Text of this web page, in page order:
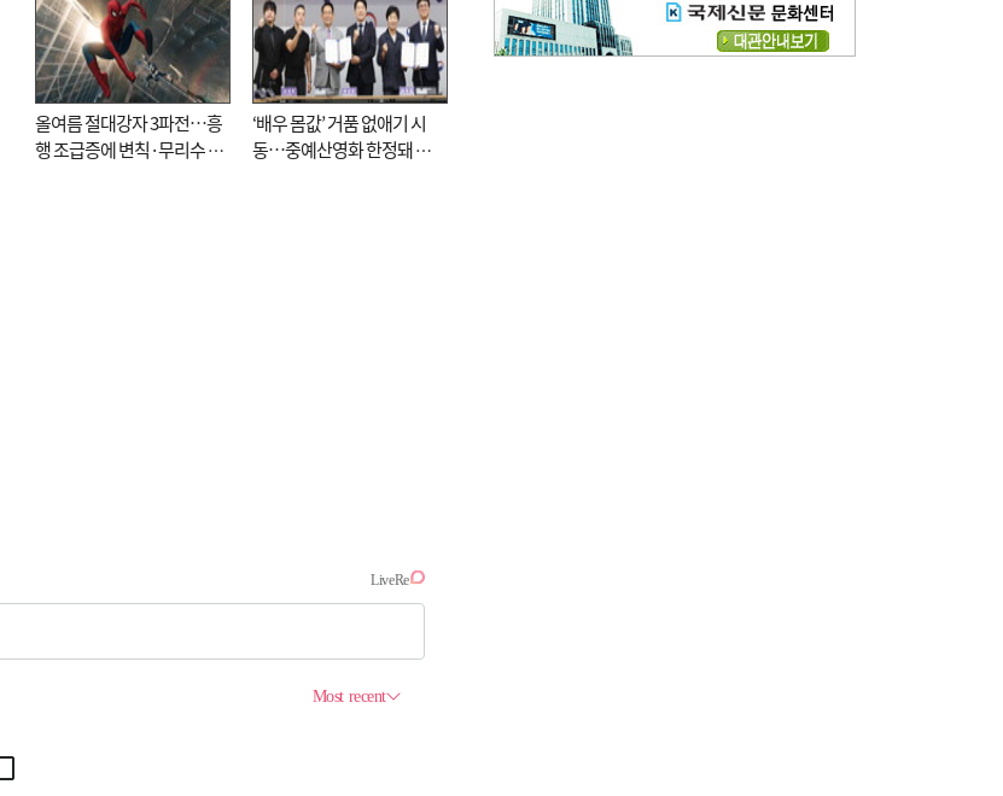
올여름 절대강자 3파전…흥
행 조급증에 변칙·무리수 마
‘배우 몸값’ 거품 없애기 시
동…중예산영화 한정돼 실
데스크시각[전체보기]
물은 행정구역 경계를 따라 흐르지 않는다